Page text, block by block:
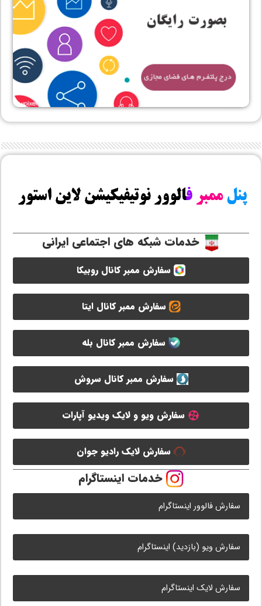
خدمات شبکه های اجتماعی ایرانی
سفارش ممبر کانال روبیکا
سفارش ممبر کانال ایتا
سفارش ممبر کانال بله
سفارش ممبر کانال سروش
سفارش ویو و لایک ویدیو آپارات
سفارش لایک رادیو جوان
خدمات اینستاگرام
سفارش فالوور اینستاگرام
سفارش ویو (بازدید) اینستاگرام
سفارش لایک اینستاگرام